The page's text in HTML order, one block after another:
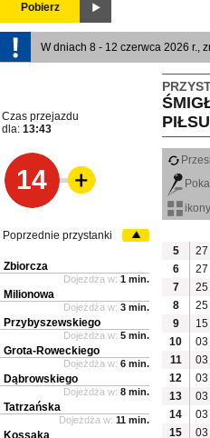
Pobierz
W dniach 8 - 12 czerwca 2026 r.,
Czas przejazdu
dla: 13:43
14
ikony
5
27
6
27
7
25
8
25
9
15
10
03
11
03
12
03
13
03
14
03
15
03
Poprzednie przystanki
Zbiorcza
Dojeżdża w: 1 min.
Milionowa
Dojeżdża w: 3 min.
Przybyszewskiego
Dojeżdża w: 5 min.
Grota-Roweckiego
Dojeżdża w: 6 min.
Dąbrowskiego
Dojeżdża w: 8 min.
Tatrzańska
Dojeżdża w: 11 min.
Kossaka